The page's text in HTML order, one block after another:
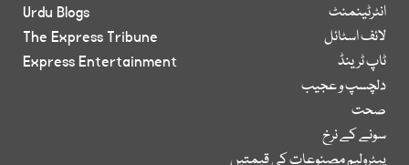
انٹرٹینمنٹ
لائف اسٹائل
ٹاپ ٹرینڈ
دلچسپ و عجیب
صحت
سونے کے نرخ
پیٹرولیم مصنوعات کی قیمتیں
Urdu Blogs
The Express Tribune
Express Entertainment